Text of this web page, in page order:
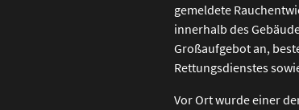
gemeldete
innerhalb des
Großaufgebot an,
Rettungsdienstes
Vor Ort wurde einer